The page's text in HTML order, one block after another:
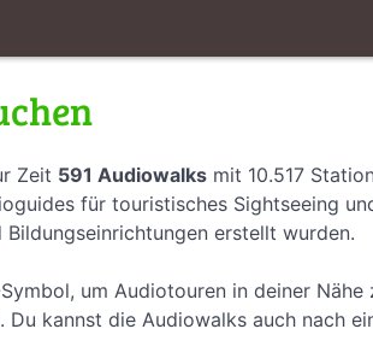
Zeit 591 Audiowalks mit 10.517
für touristisches Sightseeing
erstellt wurden.
um Audiotouren in deiner
Du kannst die Audiowalks auch nach